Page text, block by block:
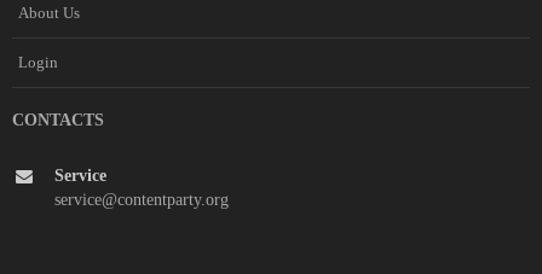
About Us
Login
CONTACTS
Service
service@contentparty.org